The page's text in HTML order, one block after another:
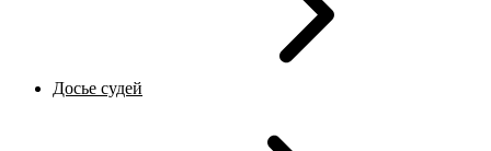
Досье судей